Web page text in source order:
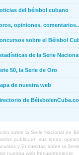
del béisbol cubano
opiniones,
sobre el Béisbol
de la Serie
50, la Serie de Oro
de nuestra web
de
sobre la Serie Nacional de
publiquen sus ideas,
y Encuestas sobre la
nuestra web frecuentemente.